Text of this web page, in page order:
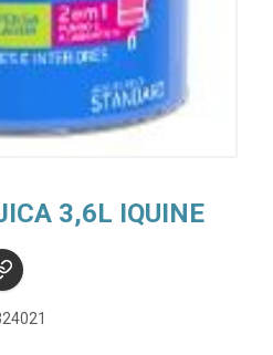
3,6L IQUINE